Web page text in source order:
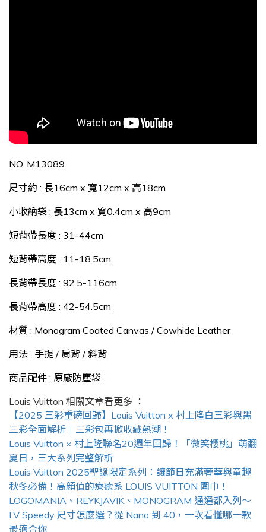
NO. M13089
尺寸約 : 長16cm x 寬12cm x 高18cm
小收納袋 : 長13cm x 寬0.4cm x 高9cm
短背帶長度 : 31-44cm
短背帶高度 : 11-18.5cm
長背帶長度 : 92.5-116cm
長背帶高度 : 42-54.5cm
材質 : Monogram Coated Canvas / Cowhide Leather
用法 : 手提 / 肩背 / 斜背
商品配件 : 原廠防塵袋
Louis Vuitton 相關文章看更多 ：
【2025 三彩重磅回歸】Louis Vuitton x 村上隆白三彩與黑
三彩全面解析｜三彩包再掀收藏熱潮！
Louis Vuitton × 村上隆聯名20週年回歸！「微笑櫻桃」萌翻
夏日，三大系列完整解析
Louis Vuitton 2025聖誕限定系列：讓節日充滿奢華與童趣
秋冬必備！高顏值的療癒系 LOUIS VUITTON 圍巾！
LOGOMANIA、REYKJAVIK、MONOGRAM 通通都入列～
LV Speedy 尺寸怎麼選？從 Nano 到 40，一次看懂哪一款
最適合你